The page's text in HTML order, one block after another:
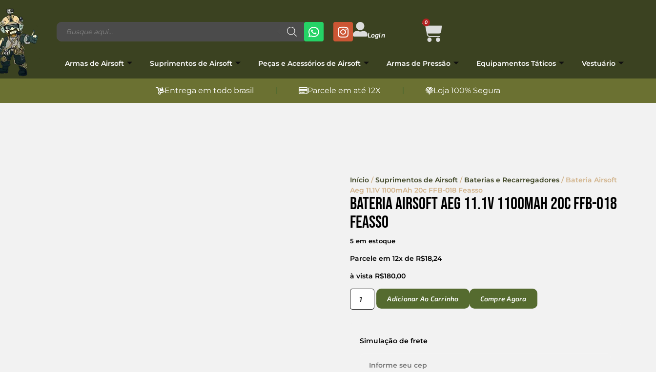
Login
0
Armas de Airsoft Suprimentos de Airsoft Peças e Acessórios de Airsoft Armas de Pressão Equipamentos Táticos Vestuário
Entrega em todo brasil Parcele em até 12X Loja 100% Segura
Início/Suprimentos de Airsoft/ Baterias e Recarregadores/ Bateria Airsoft
Aeg 11.1V 1100mAh 20c FFB-018 Feasso
Bateria Airsoft Aeg 11.1V 1100mAh 20c FFB-018
Feasso
5 em estoque
Parcele em 12x de R$18,24
à vista R$180,00
Adicionar Ao Carrinho Compre Agora
Simulação de frete